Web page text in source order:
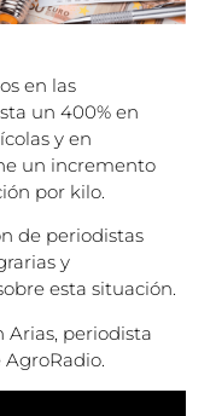
en las
un 400% en
y en
un incremento
por kilo.
de periodistas
y
esta situación.
Arias, periodista